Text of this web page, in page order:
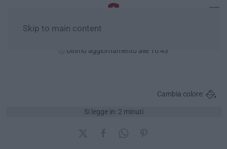
Skip to main content
Ultimo aggiornamento alle 10:43
Si legge in: 2 minuti
Cambia colore: